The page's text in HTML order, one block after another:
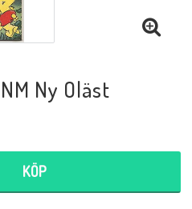
Ny Oläst
KÖP